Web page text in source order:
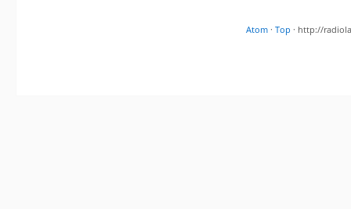
Atom · Top · http://